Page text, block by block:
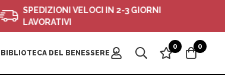
SPEDIZIONI VELOCI IN 2-3 GIORNI
LAVORATIVI
BIBLIOTECA DEL BENESSERE
0 0